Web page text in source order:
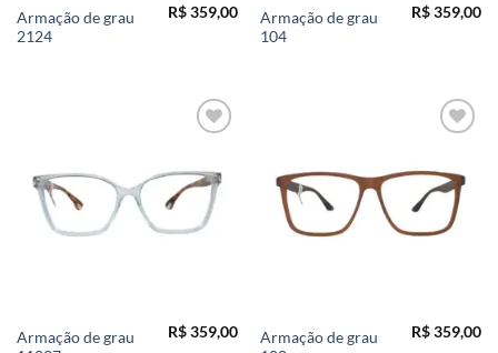
Armação de grau
2124
R$359,00
Armação de grau
104
R$359,00
Armação de grau
R$359,00
Armação de grau
R$359,00